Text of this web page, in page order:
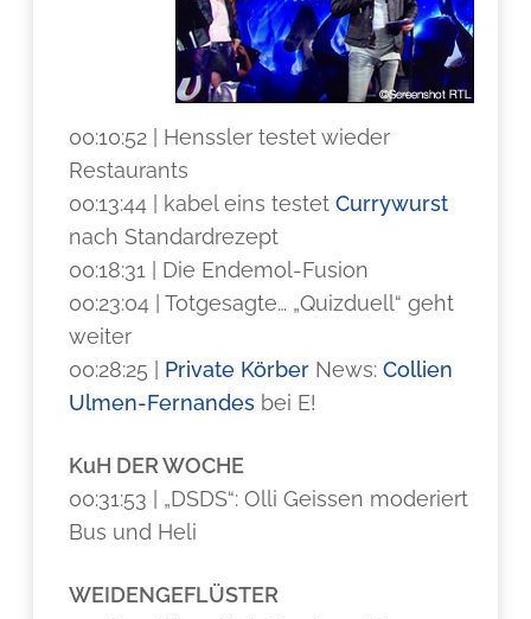
00:10:52 | Henssler testet wieder
Restaurants
00:13:44 | kabel eins testetCurrywurst
nach Standardrezept
00:18:31 | Die Endemol-Fusion
00:23:04 | Totgesagte… „Quizduell“ geht
weiter
00:28:25 | Private Körber News:Collien
Ulmen-Fernandes bei E!
KuH DER WOCHE
00:31:53 | „DSDS“: Olli Geissen moderiert
Bus und Heli
WEIDENGEFLÜSTER